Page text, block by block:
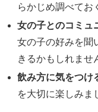
らかじめ調べてお
女の子とのコミュ
女の子の好みを聞
きるかもしれませ
飲み方に気をつけ
を大切に楽しみま